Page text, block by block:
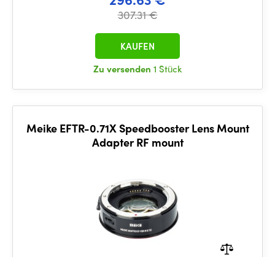
307.31 €
Zu versenden 1 Stück
KAUFEN
Meike EFTR-0.71X Speedbooster Lens Mount
Adapter RF mount